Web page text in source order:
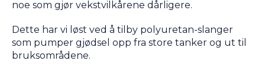
noe som gjør vekstvilkårene dårligere.
Dette har vi løst ved å tilby polyuretan-slanger
som pumper gjødsel opp fra store tanker og ut til
bruksområdene.